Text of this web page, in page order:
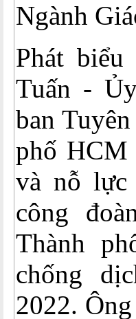
Ngành
Phát
Tuấn -
ban
phố HCM
và nỗ lực
công
Thành
chống
2022.